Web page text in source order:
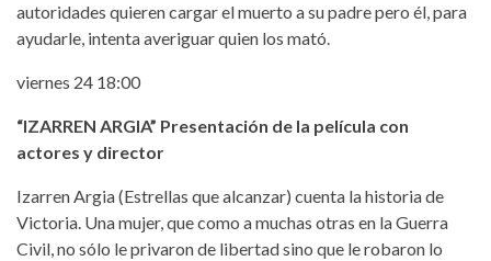
autoridades quieren cargar el muerto a su padre pero él, para
ayudarle, intenta averiguar quien los mató.
viernes 24 18:00
“IZARREN ARGIA” Presentación de la película con
actores y director
Izarren Argia (Estrellas que alcanzar) cuenta la historia de
Victoria. Una mujer, que como a muchas otras en la Guerra
Civil, no sólo le privaron de libertad sino que le robaron lo